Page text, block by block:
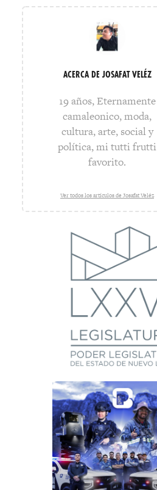
ACERCA DE JOSAFAT VELÉZ
19 años, Eternamente
camaleonico, moda,
cultura, arte, social y
política, mi tutti frutti
favorito.
Ver todos los artículos de Josafat Veléz